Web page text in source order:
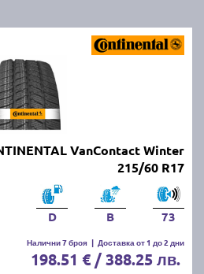
VanContact Winter
215/60 R17
D B 73
Налични 7 броя | Доставка от 1 до 2 дни
198.51 € / 388.25 лв.